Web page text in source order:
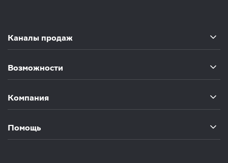
Каналы продаж
Возможности
Компания
Помощь